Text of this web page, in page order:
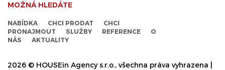
MOŽNÁ HLEDÁTE
NABÍDKA CHCI PRODAT
CHCI
PRONAJMOUT
SLUŽBY REFERENCE
O
NÁS
AKTUALITY
2026 © HOUSEin Agency s.r.o., všechna práva vyhrazena |